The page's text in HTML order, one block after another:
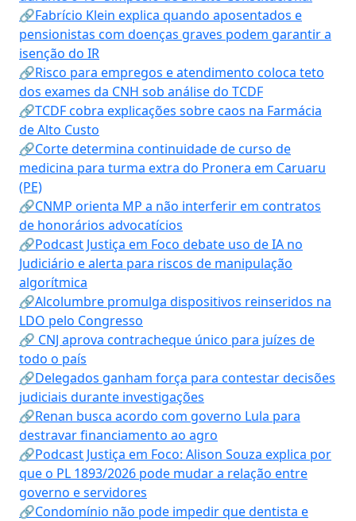
🔗Fabrício Klein explica quando aposentados e
pensionistas com doenças graves podem garantir a
isenção do IR
🔗Risco para empregos e atendimento coloca teto
dos exames da CNH sob análise do TCDF
🔗TCDF cobra explicações sobre caos na Farmácia
de Alto Custo
🔗Corte determina continuidade de curso de
medicina para turma extra do Pronera em Caruaru
(PE)
🔗CNMP orienta MP a não interferir em contratos
de honorários advocatícios
🔗Podcast Justiça em Foco debate uso de IA no
Judiciário e alerta para riscos de manipulação
algorítmica
🔗Alcolumbre promulga dispositivos reinseridos na
LDO pelo Congresso
🔗 CNJ aprova contracheque único para juízes de
todo o país
🔗Delegados ganham força para contestar decisões
judiciais durante investigações
🔗Renan busca acordo com governo Lula para
destravar financiamento ao agro
🔗Podcast Justiça em Foco: Alison Souza explica por
que o PL 1893/2026 pode mudar a relação entre
governo e servidores
🔗Condomínio não pode impedir que dentista e